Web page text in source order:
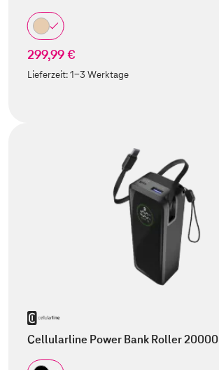
299,99 €
Lieferzeit:1-3 Werktage
Cellularline Power Bank Roller 20000